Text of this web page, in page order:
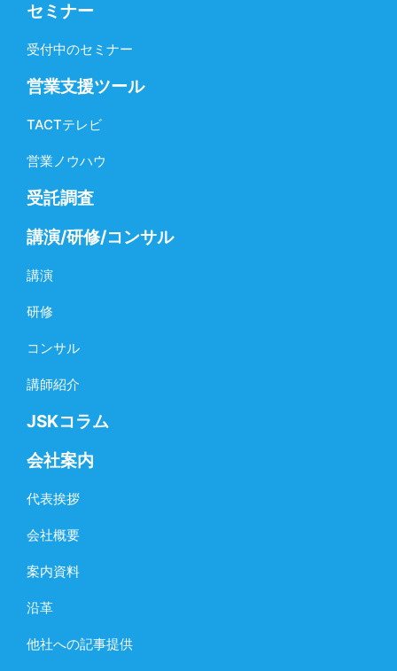
セミナー
受付中のセミナー
営業支援ツール
TACTテレビ
営業ノウハウ
受託調査
講演/研修/コンサル
講演
研修
コンサル
講師紹介
JSKコラム
会社案内
代表挨拶
会社概要
案内資料
沿革
他社への記事提供